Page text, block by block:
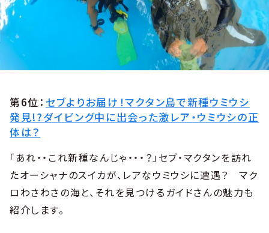
第6位： セブよりお届け！マクタン島で新種ウミウシ
発見!?ダイビング中に出会った激レア・ウミウシの正
体は？
「あれ・・これ新種なんじゃ・・・？」セブ・マクタンを訪れ
たオーシャナのスイカが、レアなウミウシに遭遇？ マク
ロわさわさの海と、それを見つけるガイドさんの魅力も
紹介します。